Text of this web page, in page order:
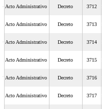
Acto Administrativo Decreto 3712
Acto Administrativo Decreto 3713
Acto Administrativo Decreto 3714
Acto Administrativo Decreto 3715
Acto Administrativo Decreto 3716
Acto Administrativo Decreto 3717